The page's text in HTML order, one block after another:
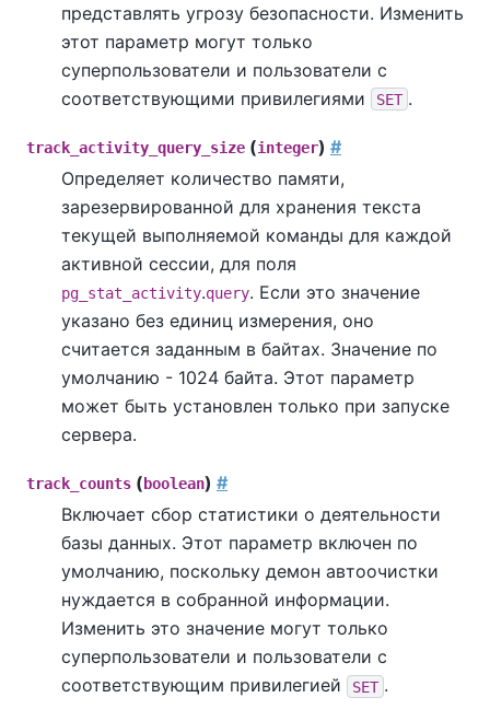
представлять угрозу безопасности. Изменить
этот параметр могут только
суперпользователи и пользователи с
соответствующими привилегиями
SET .
track_activity_query_size (integer) #
Определяет количество памяти,
зарезервированной для хранения текста
текущей выполняемой команды для каждой
активной сессии, для поля
pg_stat_activity.query. Если это значение
указано без единиц измерения, оно
считается заданным в байтах. Значение по
умолчанию - 1024 байта. Этот параметр
может быть установлен только при запуске
сервера.
track_counts ( boolean) #
Включает сбор статистики о деятельности
базы данных. Этот параметр включен по
умолчанию, поскольку демон автоочистки
нуждается в собранной информации.
Изменить это значение могут только
суперпользователи и пользователи с
соответствующим привилегией
SET .